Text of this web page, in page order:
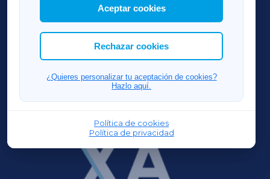
Asimismo, puedes personalizar la elección de
las cookies que deseas permitir.
Aceptar cookies
Rechazar cookies
¿Quieres personalizar tu aceptación de cookies?
Hazlo aquí.
Política de cookies
Política de privacidad
RIBEIRASACRAXA
ACORUÑAXA
FERROLXA
OURENSEXA